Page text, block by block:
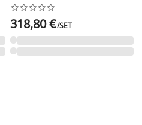






318,80 €/SET